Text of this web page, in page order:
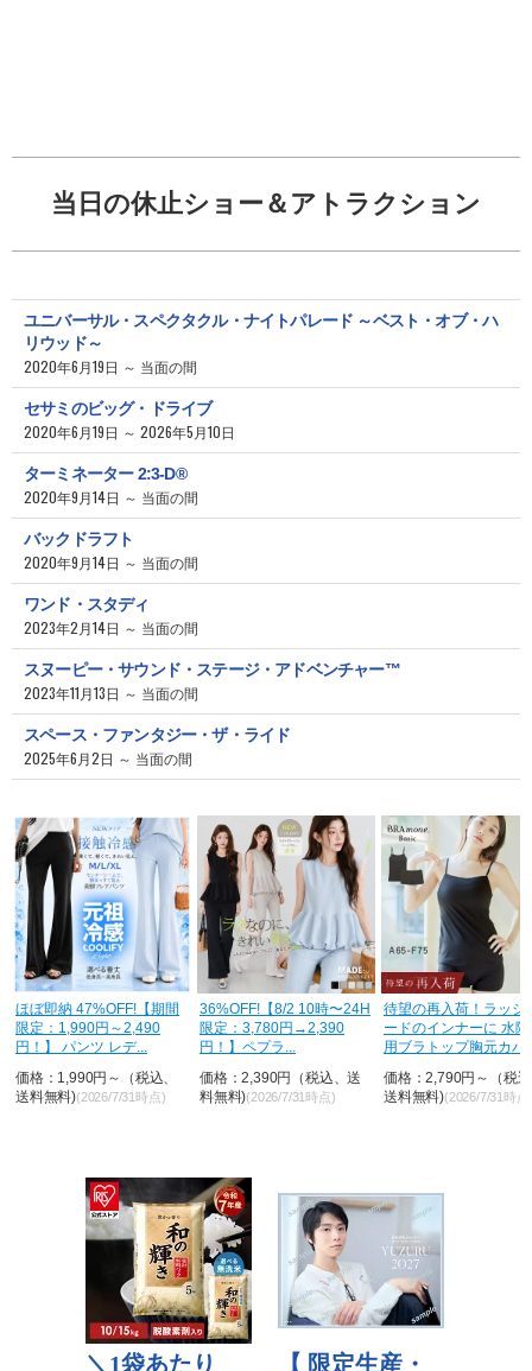
当日の休止ショー＆アトラクション
ユニバーサル・スペクタクル・ナイトパレード ～ベスト・オブ・ハ
リウッド～
2020年6月19日 ～ 当面の間
セサミのビッグ・ドライブ
2020年6月19日 ～ 2026年5月10日
ターミネーター 2:3-D®
2020年9月14日 ～ 当面の間
バックドラフト
2020年9月14日 ～ 当面の間
ワンド・スタディ
2023年2月14日 ～ 当面の間
スヌーピー・サウンド・ステージ・アドベンチャー™
2023年11月13日 ～ 当面の間
スペース・ファンタジー・ザ・ライド
2025年6月2日 ～ 当面の間
ほぼ即納 47%OFF!【期間
限定：1,990円～2,490
円！】 パンツ レデ...
価格：1,990円～（税込、
送料無料)(2026/7/31時点)
36%OFF!【8/2 10時〜24H
限定：3,780円→2,390
円！】ペプラ...
価格：2,390円（税込、送
料無料)(2026/7/31時点)
待望の再入荷！ラッシ
ードのインナーに 水陸
用ブラトップ胸元カバ
価格：2,790円～（税
送料無料)(2026/7/31時点)